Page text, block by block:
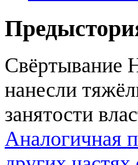
Свёртывание
нанесли
занятости
Аналогичная